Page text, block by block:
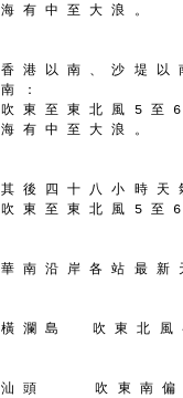
海 有 中 至 大 浪 。
香 港 以 南 、 沙 堤 以
南 ：
吹 東 至 東 北 風 5 至 6
海 有 中 至 大 浪 。
其 後 四 十 八 小 時 天
吹 東 至 東 北 風 5 至
華 南 沿 岸 各 站 最 新
橫 瀾 島    吹 東 北
汕 頭       吹 東 南